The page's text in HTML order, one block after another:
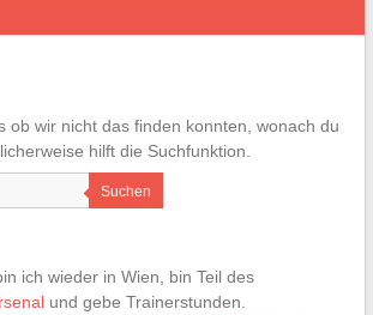
ob wir nicht das finden konnten, wonach du
hilft die Suchfunktion.
Suchen
ich wieder in Wien, bin Teil des
und gebe Trainerstunden.